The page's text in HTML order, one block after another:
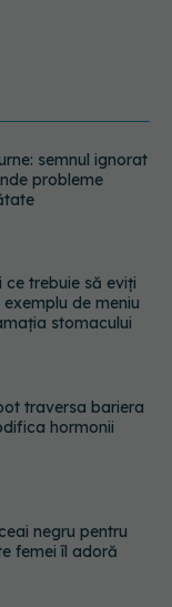
trebuie să eviți
de meniu
stomacului
traversa bariera
hormonii
negru pentru
femei îl adoră
de peste 60 de
într-un loc